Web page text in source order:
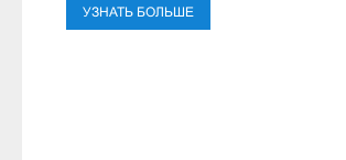
УЗНАТЬ БОЛЬШЕ